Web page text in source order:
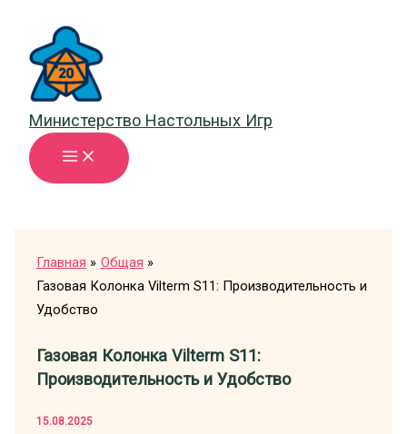
содержимому
Министерство Настольных Игр
Главная
Общая
Газовая Колонка Vilterm S11: Производительность и
Удобство
Газовая Колонка Vilterm S11:
Производительность и Удобство
15.08.2025